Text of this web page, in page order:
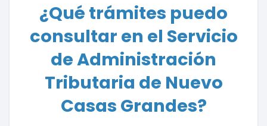
¿Qué trámites puedo
consultar en el Servicio
de Administración
Tributaria de Nuevo
Casas Grandes?